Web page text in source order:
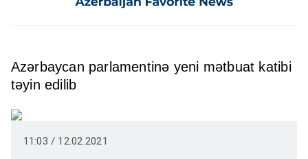
Azərbaycan parlamentinə yeni mətbuat katibi
təyin edilib
11:03 / 12.02.2021